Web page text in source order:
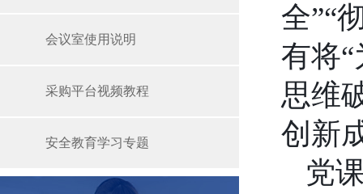
会议室使用说明
采购平台视频教程
安全教育学习专题
全”“
有将
思维
创新
党